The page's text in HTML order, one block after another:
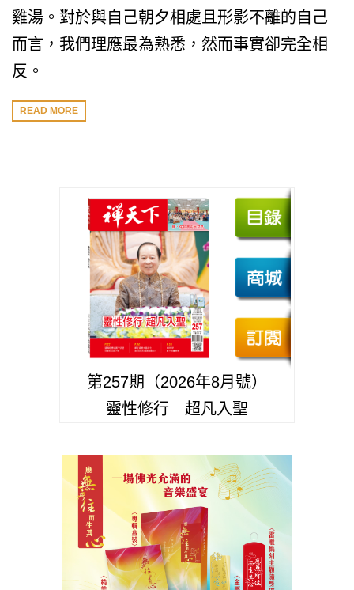
雞湯。對於與自己朝夕相處且形影不離的自己
而言，我們理應最為熟悉，然而事實卻完全相
反。
READ MORE
第257期（2026年8月號）
靈性修行 超凡入聖